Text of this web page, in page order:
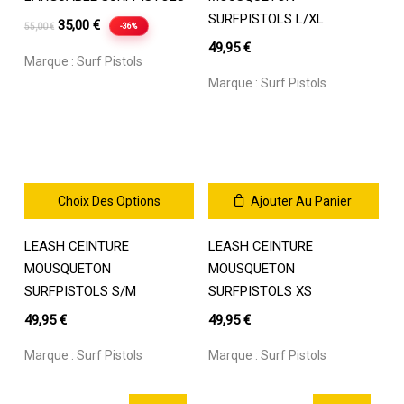
plusieurs
variations.
Les
55,00€ Le
initial
35,00 €Le
prix
actuel
-36%
Marque : Surf Pistols
plusieurs
Les
options
peuvent
page
SURFPISTOLS L/XL
49,95€
Marque :Surf Pistols
Choix Des Options
produit
a
plusieurs
Les
options
peuvent
LEASH CEINTURE
MOUSQUETON
SURFPISTOLS S/M
49,95€
Marque : Surf Pistols
Ajouter Au Panier
LEASH CEINTURE
MOUSQUETON
SURFPISTOLS XS
49,95€
Marque :Surf Pistols